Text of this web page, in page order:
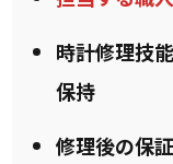
時計修理技
保持
修理後の保